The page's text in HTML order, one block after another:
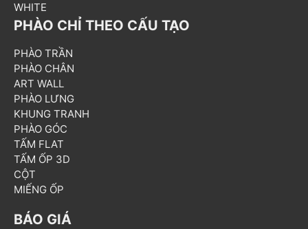
WHITE
PHÀO CHỈ THEO CẤU TẠO
PHÀO TRẦN
PHÀO CHÂN
ART WALL
PHÀO LƯNG
KHUNG TRANH
PHÀO GÓC
TẤM FLAT
TẤM ỐP 3D
CỘT
MIẾNG ỐP
BÁO GIÁ